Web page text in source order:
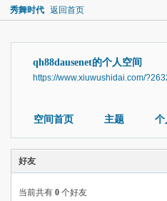
秀舞时代 返回首页
qh88dausenet的个人空间
https://www.xiuwushidai.com/
空间首页 主题 个
好友
当前共有 0 个好友